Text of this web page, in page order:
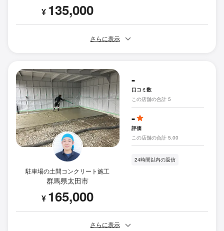
¥ 135,000
さらに表示
駐車場の土間コンクリート施工
群馬県太田市
¥ 165,000
-
口コミ数
この店舗の合計 5
-
評価
この店舗の合計 5.00
24時間以内の返信
さらに表示